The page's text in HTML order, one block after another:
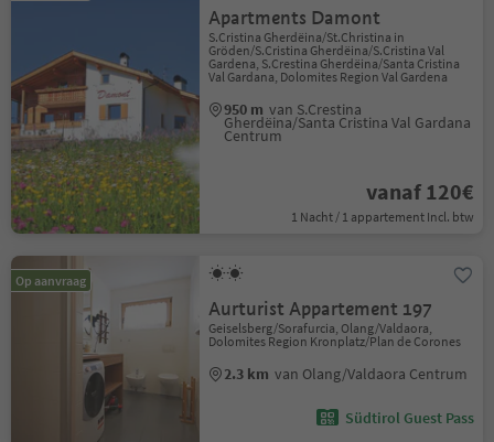
Apartments Damont
S.Cristina Gherdëina/St.Christina in
Gröden/S.Cristina Gherdëina/S.Cristina Val
Gardena, S.Crestina Gherdëina/Santa Cristina
Val Gardana, Dolomites Region Val Gardena
950 m van S.Crestina
Gherdëina/Santa Cristina Val Gardana
Centrum
vanaf 120€
1 Nacht / 1 appartement Incl. btw
Op aanvraag
Aurturist Appartement 197
Geiselsberg/Sorafurcia, Olang/Valdaora,
Dolomites Region Kronplatz/Plan de Corones
2.3 km van Olang/Valdaora Centrum
Südtirol Guest Pass